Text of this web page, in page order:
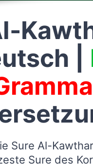
|
Sure Al-
Sure des